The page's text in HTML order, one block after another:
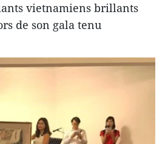
vietnamiens brillants
de son gala tenu